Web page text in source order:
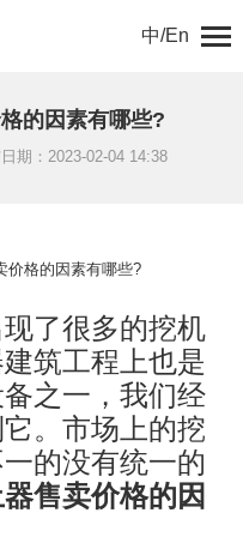
中/En
的因素有哪些?
期：2023-02-04 14:38
价格的因素有哪些?
了很多的挖机
筑工程上也是
之一，我们经
。市场上的挖
的没有统一的
售卖价格的因